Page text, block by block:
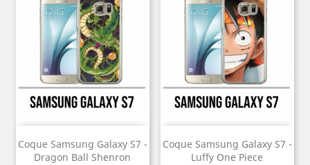
Coque Samsung Galaxy S7 -
Dragon Ball Shenron
Coque Samsung Galaxy S7 -
Luffy One Piece